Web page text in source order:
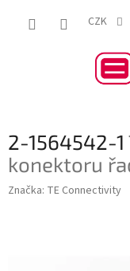
CZK
2-1564542-1
konektoru
Značka: TE Connectivity